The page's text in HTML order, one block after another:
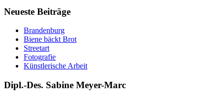
Neueste Beiträge
Brandenburg
Biene bäckt Brot
Streetart
Fotografie
Künstlerische Arbeit
Dipl.-Des. Sabine Meyer-Marc